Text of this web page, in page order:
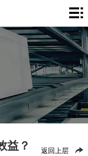
益？ 返回上层